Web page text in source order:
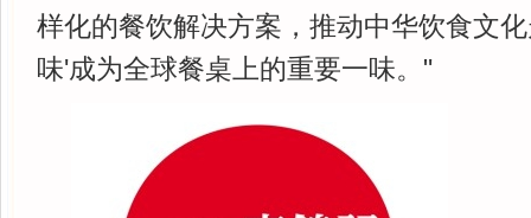
样化的餐饮解决方案，推动中华饮食文
味'成为全球餐桌上的重要一味。"